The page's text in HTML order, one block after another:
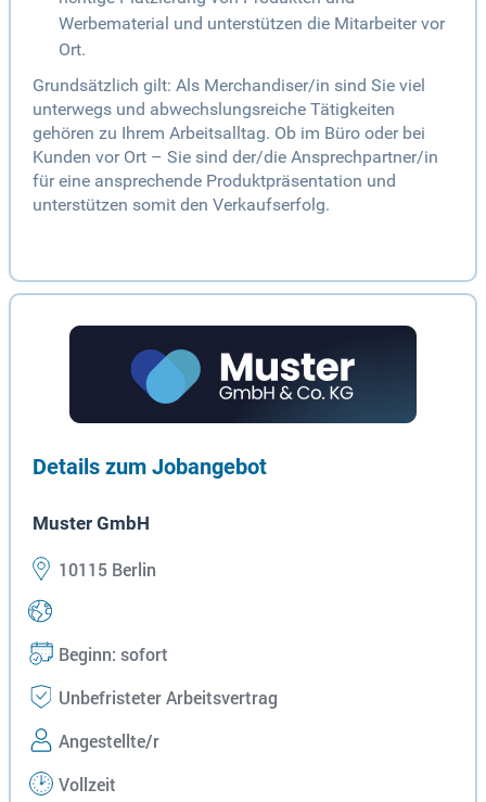
Werbematerial und unterstützen die Mitarbeiter vor
Ort.
Grundsätzlich gilt: Als Merchandiser/in sind Sie viel
unterwegs und abwechslungsreiche Tätigkeiten
gehören zu Ihrem Arbeitsalltag. Ob im Büro oder bei
Kunden vor Ort – Sie sind der/die Ansprechpartner/in
für eine ansprechende Produktpräsentation und
unterstützen somit den Verkaufserfolg.
Details zum Jobangebot
Muster GmbH
10115 Berlin
Beginn: sofort
Unbefristeter Arbeitsvertrag
Angestellte/r
Vollzeit